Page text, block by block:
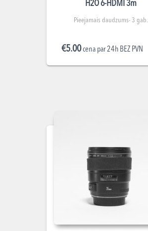
H2O 6-HDMI 3m
Pieejamais daudzums- 3 gab.
€5.00cena par 24h BEZ PVN